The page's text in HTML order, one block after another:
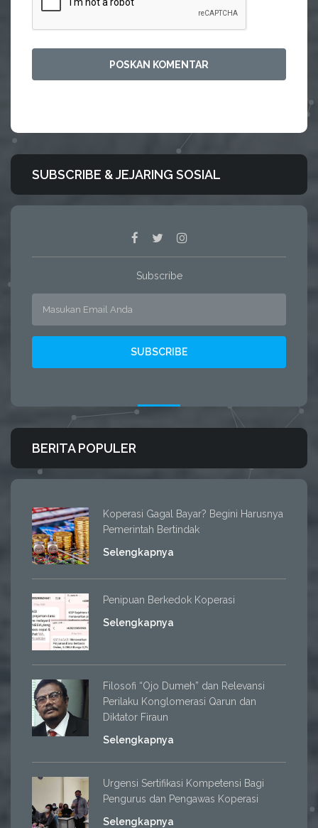
SUBSCRIBE & JEJARING SOSIAL
Subscribe
BERITA POPULER
Koperasi Gagal Bayar? Begini Harusnya
Pemerintah Bertindak
Selengkapnya
Penipuan Berkedok Koperasi
Selengkapnya
Filosofi “Ojo Dumeh” dan Relevansi
Perilaku Konglomerasi Qarun dan
Diktator Firaun
Selengkapnya
Urgensi Sertifikasi Kompetensi Bagi
Pengurus dan Pengawas Koperasi
Selengkapnya